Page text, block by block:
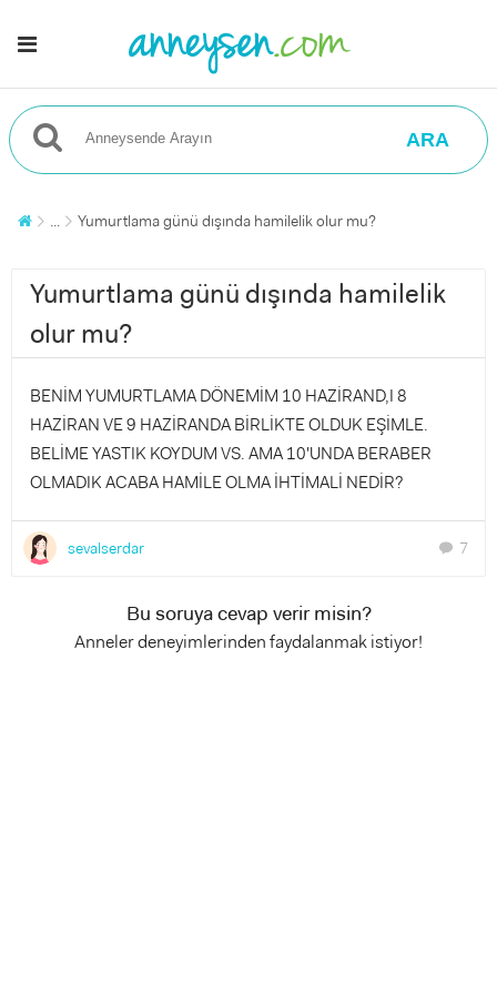
ARA
... Yumurtlama günü dışında hamilelik olur mu?
Yumurtlama günü dışında hamilelik
olur mu?
BENİM YUMURTLAMA DÖNEMİM 10 HAZİRAND,I 8
HAZİRAN VE 9 HAZİRANDA BİRLİKTE OLDUK EŞİMLE.
BELİME YASTIK KOYDUM VS. AMA 10'UNDA BERABER
OLMADIK ACABA HAMİLE OLMA İHTİMALİ NEDİR?
sevalserdar chat 7
Bu soruya cevap verir misin?
Anneler deneyimlerinden faydalanmak istiyor!